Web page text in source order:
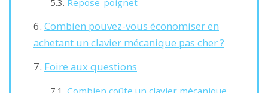
Repose-poignet
Combien pouvez-vous économiser en
achetant un clavier mécanique pas cher ?
Foire aux questions
Combien coûte un clavier mécanique